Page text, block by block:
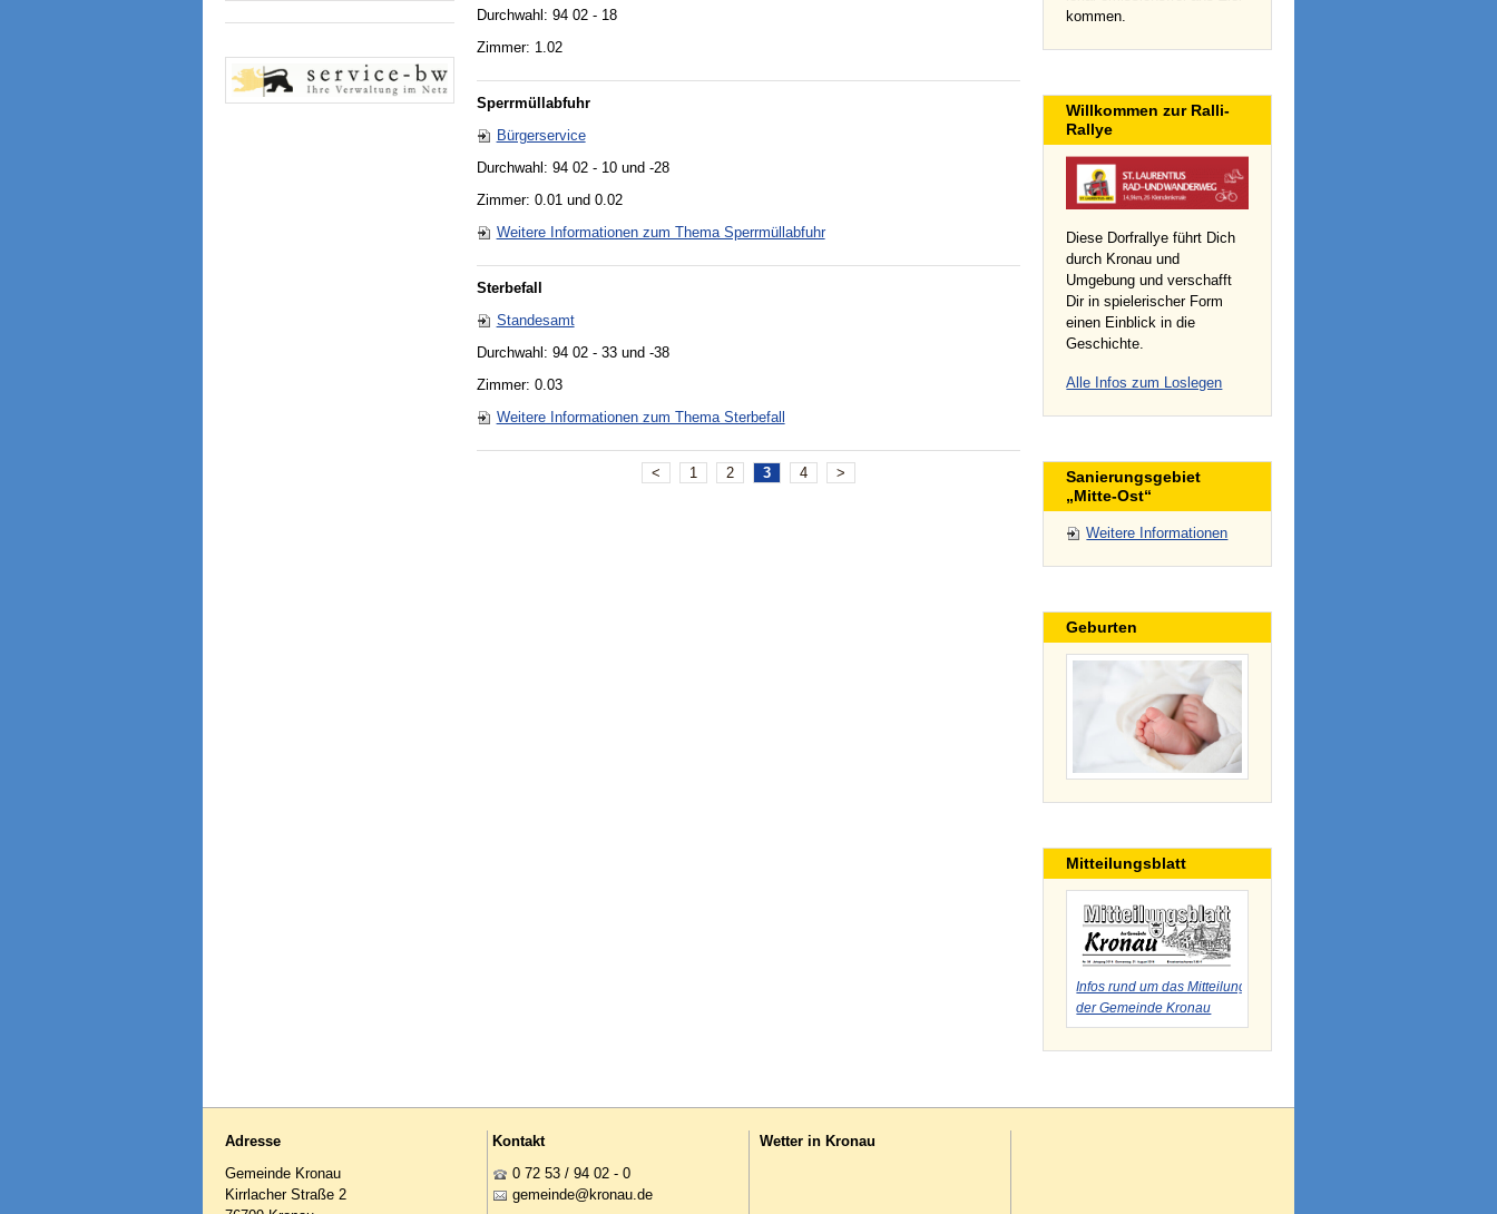
Durchwahl: 94 02 - 18
Zimmer: 1.02
Sperrmüllabfuhr
Bürgerservice
Durchwahl: 94 02 - 10 und -28
Zimmer: 0.01 und 0.02
Weitere Informationen zum Thema Sperrmüllabfuhr
Sterbefall
Standesamt
Durchwahl: 94 02 - 33 und -38
Zimmer: 0.03
Weitere Informationen zum Thema Sterbefall
< 1 2 3 4 >
kommen.
Willkommen zur Ralli-
Rallye
Diese Dorfrallye führt Dich
durch Kronau und
Umgebung und verschafft
Dir in spielerischer Form
einen Einblick in die
Geschichte.
Alle Infos zum Loslegen
Sanierungsgebiet
„Mitte-Ost“
Weitere Informationen
Geburten
Mitteilungsblatt
Infos rund um das Mitteilungsblatt
der Gemeinde Kronau
Adresse
Gemeinde Kronau
Kirrlacher Straße 2
Kontakt
0 72 53 / 94 02 - 0
g m nd kr n d
Wetter in Kronau